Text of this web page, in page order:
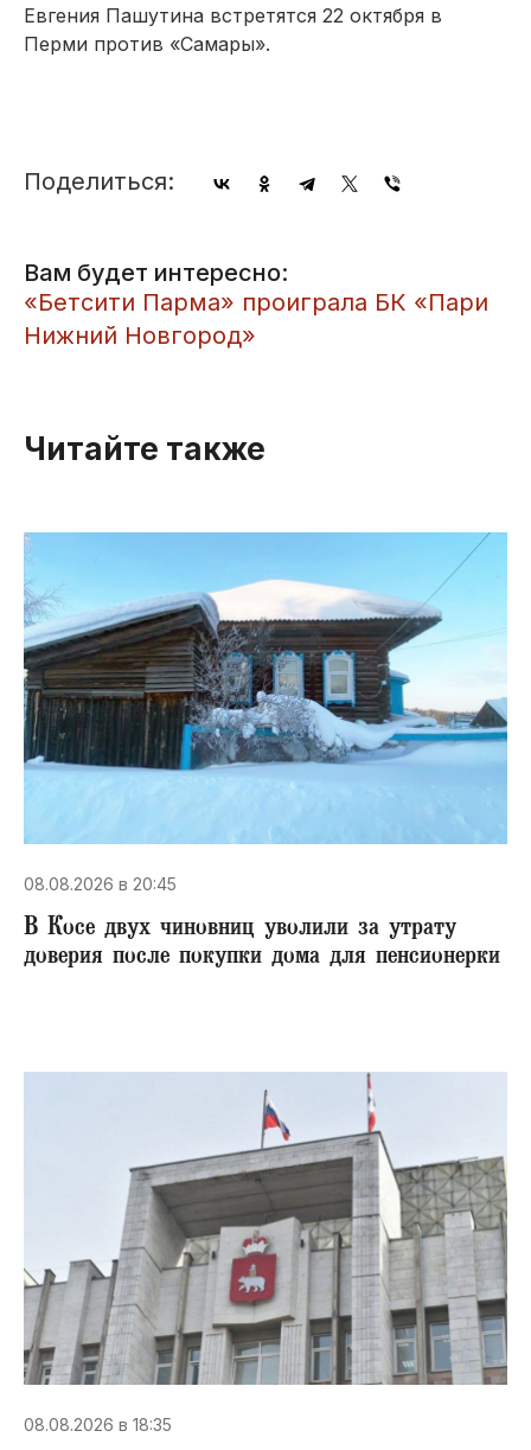
Евгения Пашутина встретятся 22 октября в
Перми против «Самары».
Поделиться:
Вам будет интересно:
​«Бетсити Парма» проиграла БК «Пари
Нижний Новгород»
Читайте также
08.08.2026 в 20:45
В Косе двух чиновниц уволили за утрату
доверия после покупки дома для пенсионерки
08.08.2026 в 18:35